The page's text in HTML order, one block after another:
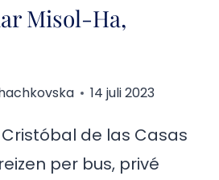
Misol-Ha,
14 juli 2023
de las Casas
per bus, privé